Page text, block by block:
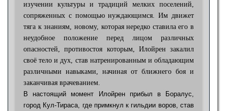
изучении культуры и традиций мелких поселений,
сопряженных с помощью нуждающимся. Им движет
тяга к знаниям, новому, которая нередко ставила его в
неудобное положение перед лицом различных
опасностей, противостоя которым, Илойрен закалил
своё тело и дух, став натренированным и обладающим
различными навыками, начиная от ближнего боя и
заканчивая врачеванием.
В настоящий момент Илойрен прибыл в Боралус,
город Кул-Тираса, где примкнул к гильдии воров, став